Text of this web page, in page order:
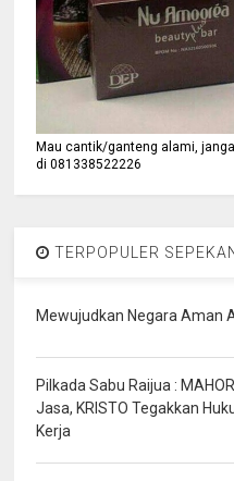
Mau cantik/ganteng alami,
di 081338522226
TERPOPULER
Mewujudkan Negara Aman
Pilkada Sabu Raijua :
Jasa, KRISTO Tegakkan
Kerja